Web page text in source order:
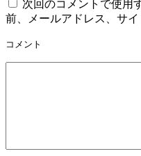
次回のコメントで使用
前、メールアドレス、サイ
コメント